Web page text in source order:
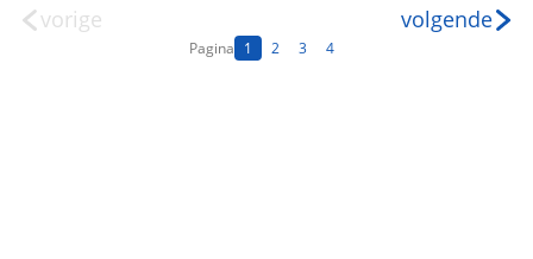
vorige
Pagina 1 2 3 4
volgende